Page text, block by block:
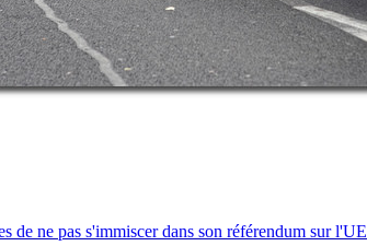
ne pas s'immiscer dans son référendum sur l'UE